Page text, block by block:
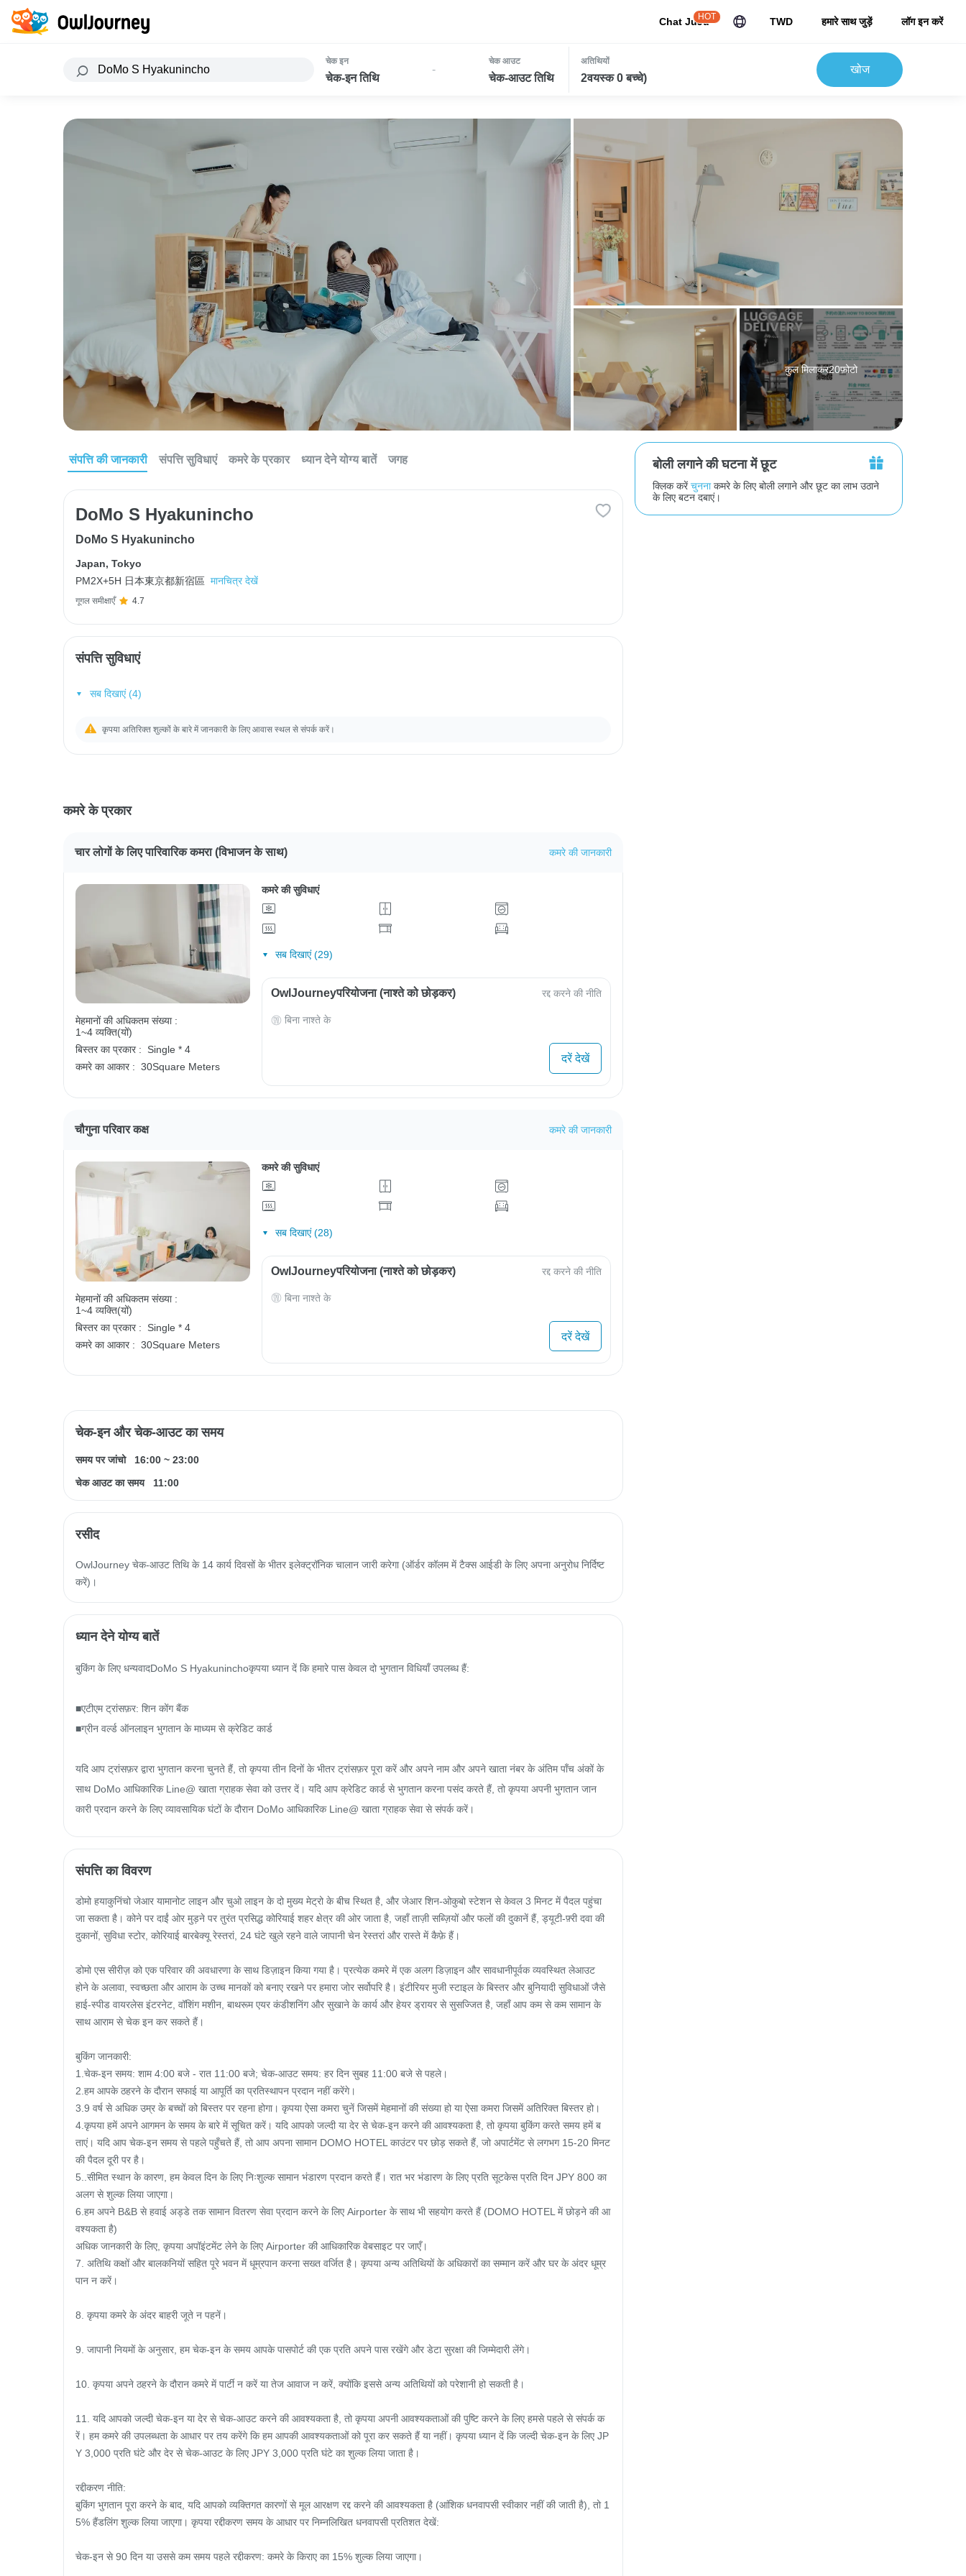
Chat JuJu
HOT TWD हमारे साथ जुड़ें लॉग इन करें
चेक इन
चेक-इन तिथि
-
चेक आउट
चेक-आउट तिथि
अतिथियों
2वयस्क 0 बच्चे)
खोज
कुल मिलाकर20फ़ोटो
संपत्ति की जानकारी संपत्ति सुविधाएं कमरे के प्रकार ध्यान देने योग्य बातें जगह
DoMo S Hyakunincho
DoMo S Hyakunincho
Japan, Tokyo
PM2X+5H 日本東京都新宿區 मानचित्र देखें
गूगल समीक्षाएँ 4.7
संपत्ति सुविधाएं
सब दिखाएं (4)
कृपया अतिरिक्त शुल्कों के बारे में जानकारी के लिए आवास स्थल से संपर्क करें।
कमरे के प्रकार
चार लोगों के लिए पारिवारिक कमरा (विभाजन के साथ) कमरे की जानकारी
मेहमानों की अधिकतम संख्या :
1~4 व्यक्ति(यों)
बिस्तर का प्रकार :
Single * 4
कमरे का आकार : 30Square Meters
कमरे की सुविधाएं
सब दिखाएं (29)
OwlJourneyपरियोजना (नाश्ते को छोड़कर) रद्द करने की नीति
बिना नाश्ते के
दरें देखें
चौगुना परिवार कक्ष कमरे की जानकारी
मेहमानों की अधिकतम संख्या :
1~4 व्यक्ति(यों)
बिस्तर का प्रकार :
Single * 4
कमरे का आकार : 30Square Meters
कमरे की सुविधाएं
सब दिखाएं (28)
OwlJourneyपरियोजना (नाश्ते को छोड़कर) रद्द करने की नीति
बिना नाश्ते के
दरें देखें
चेक-इन और चेक-आउट का समय
समय पर जांचो 16:00 ~ 23:00
चेक आउट का समय
11:00
रसीद
OwlJourney चेक-आउट तिथि के 14 कार्य दिवसों के भीतर इलेक्ट्रॉनिक चालान जारी करेगा (ऑर्डर कॉलम में टैक्स आईडी के लिए अपना अनुरोध निर्दिष्ट
करें)।
ध्यान देने योग्य बातें
बुकिंग के लिए धन्यवादDoMo S Hyakuninchoकृपया ध्यान दें कि हमारे पास केवल दो भुगतान विधियाँ उपलब्ध हैं:
■एटीएम ट्रांसफ़र: शिन कोंग बैंक
■ग्रीन वर्ल्ड ऑनलाइन भुगतान के माध्यम से क्रेडिट कार्ड
यदि आप ट्रांसफ़र द्वारा भुगतान करना चुनते हैं, तो कृपया तीन दिनों के भीतर ट्रांसफ़र पूरा करें और अपने नाम और अपने खाता नंबर के अंतिम पाँच अंकों के
साथ DoMo आधिकारिक Line@ खाता ग्राहक सेवा को उत्तर दें। यदि आप क्रेडिट कार्ड से भुगतान करना पसंद करते हैं, तो कृपया अपनी भुगतान जान
कारी प्रदान करने के लिए व्यावसायिक घंटों के दौरान DoMo आधिकारिक Line@ खाता ग्राहक सेवा से संपर्क करें।
संपत्ति का विवरण
डोमो हयाकुनिंचो जेआर यामानोट लाइन और चुओ लाइन के दो मुख्य मेट्रो के बीच स्थित है, और जेआर शिन-ओकुबो स्टेशन से केवल 3 मिनट में पैदल पहुंचा
जा सकता है। कोने पर दाईं ओर मुड़ने पर तुरंत प्रसिद्ध कोरियाई शहर क्षेत्र की ओर जाता है, जहाँ ताज़ी सब्ज़ियों और फलों की दुकानें हैं, ड्यूटी-फ़्री दवा की
दुकानों, सुविधा स्टोर, कोरियाई बारबेक्यू रेस्तरां, 24 घंटे खुले रहने वाले जापानी चेन रेस्तरां और रास्ते में कैफ़े हैं।
डोमो एस सीरीज़ को एक परिवार की अवधारणा के साथ डिज़ाइन किया गया है। प्रत्येक कमरे में एक अलग डिज़ाइन और सावधानीपूर्वक व्यवस्थित लेआउट
होने के अलावा, स्वच्छता और आराम के उच्च मानकों को बनाए रखने पर हमारा जोर सर्वोपरि है। इंटीरियर मुजी स्टाइल के बिस्तर और बुनियादी सुविधाओं जैसे
हाई-स्पीड वायरलेस इंटरनेट, वॉशिंग मशीन, बाथरूम एयर कंडीशनिंग और सुखाने के कार्य और हेयर ड्रायर से सुसज्जित है, जहाँ आप कम से कम सामान के
साथ आराम से चेक इन कर सकते हैं।
बुकिंग जानकारी:
1.चेक-इन समय: शाम 4:00 बजे - रात 11:00 बजे; चेक-आउट समय: हर दिन सुबह 11:00 बजे से पहले।
2.हम आपके ठहरने के दौरान सफाई या आपूर्ति का प्रतिस्थापन प्रदान नहीं करेंगे।
3.9 वर्ष से अधिक उम्र के बच्चों को बिस्तर पर रहना होगा। कृपया ऐसा कमरा चुनें जिसमें मेहमानों की संख्या हो या ऐसा कमरा जिसमें अतिरिक्त बिस्तर हो।
4.कृपया हमें अपने आगमन के समय के बारे में सूचित करें। यदि आपको जल्दी या देर से चेक-इन करने की आवश्यकता है, तो कृपया बुकिंग करते समय हमें ब
ताएं। यदि आप चेक-इन समय से पहले पहुँचते हैं, तो आप अपना सामान DOMO HOTEL काउंटर पर छोड़ सकते हैं, जो अपार्टमेंट से लगभग 15-20 मिनट
की पैदल दूरी पर है।
5..सीमित स्थान के कारण, हम केवल दिन के लिए निःशुल्क सामान भंडारण प्रदान करते हैं। रात भर भंडारण के लिए प्रति सूटकेस प्रति दिन JPY 800 का
अलग से शुल्क लिया जाएगा।
6.हम अपने B&B से हवाई अड्डे तक सामान वितरण सेवा प्रदान करने के लिए Airporter के साथ भी सहयोग करते हैं (DOMO HOTEL में छोड़ने की आ
वश्यकता है)
अधिक जानकारी के लिए, कृपया अपॉइंटमेंट लेने के लिए Airporter की आधिकारिक वेबसाइट पर जाएँ।
7. अतिथि कक्षों और बालकनियों सहित पूरे भवन में धूम्रपान करना सख्त वर्जित है। कृपया अन्य अतिथियों के अधिकारों का सम्मान करें और घर के अंदर धूम्र
पान न करें।
8. कृपया कमरे के अंदर बाहरी जूते न पहनें।
9. जापानी नियमों के अनुसार, हम चेक-इन के समय आपके पासपोर्ट की एक प्रति अपने पास रखेंगे और डेटा सुरक्षा की जिम्मेदारी लेंगे।
10. कृपया अपने ठहरने के दौरान कमरे में पार्टी न करें या तेज आवाज न करें, क्योंकि इससे अन्य अतिथियों को परेशानी हो सकती है।
11. यदि आपको जल्दी चेक-इन या देर से चेक-आउट करने की आवश्यकता है, तो कृपया अपनी आवश्यकताओं की पुष्टि करने के लिए हमसे पहले से संपर्क क
रें। हम कमरे की उपलब्धता के आधार पर तय करेंगे कि हम आपकी आवश्यकताओं को पूरा कर सकते हैं या नहीं। कृपया ध्यान दें कि जल्दी चेक-इन के लिए JP
Y 3,000 प्रति घंटे और देर से चेक-आउट के लिए JPY 3,000 प्रति घंटे का शुल्क लिया जाता है।
रद्दीकरण नीति:
बुकिंग भुगतान पूरा करने के बाद, यदि आपको व्यक्तिगत कारणों से मूल आरक्षण रद्द करने की आवश्यकता है (आंशिक धनवापसी स्वीकार नहीं की जाती है), तो 1
5% हैंडलिंग शुल्क लिया जाएगा। कृपया रद्दीकरण समय के आधार पर निम्नलिखित धनवापसी प्रतिशत देखें:
चेक-इन से 90 दिन या उससे कम समय पहले रद्दीकरण: कमरे के किराए का 15% शुल्क लिया जाएगा।
बोली लगाने की घटना में छूट
क्लिक करेंचुननाकमरे के लिए बोली लगाने और छूट का लाभ उठाने
के लिए बटन दबाएं।